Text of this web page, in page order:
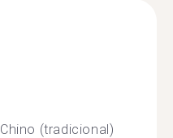
Chino (tradicional)